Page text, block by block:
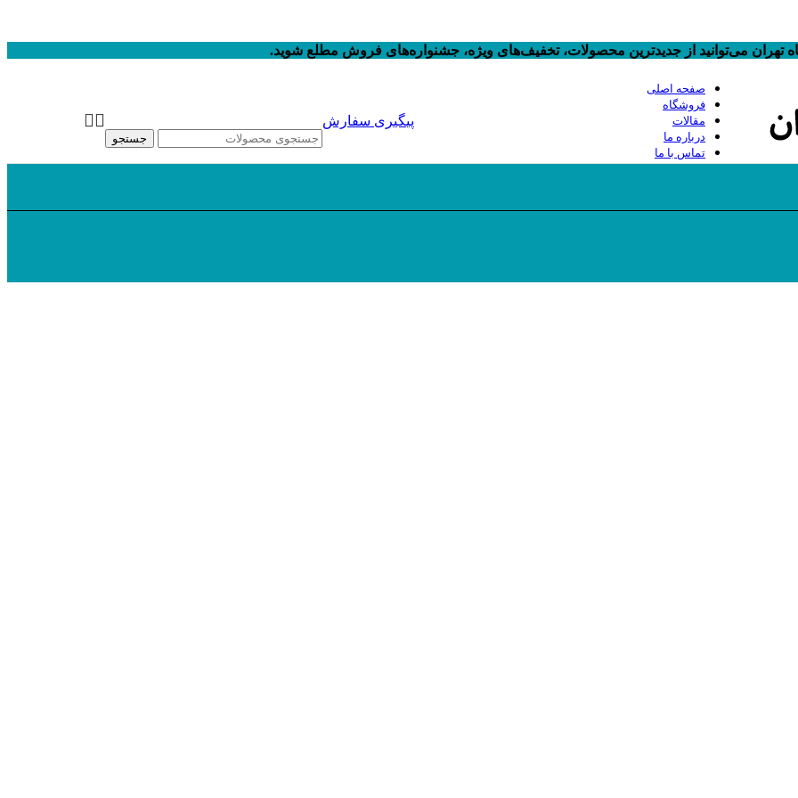
تهران می‌توانید از جدیدترین محصولات، تخفیف‌های ویژه، جشنواره‌های فروش مطلع شوید.
صفحه اصلی
فروشگاه
مقالات
درباره ما
تماس با ما
پیگیری سفارش
جستجو